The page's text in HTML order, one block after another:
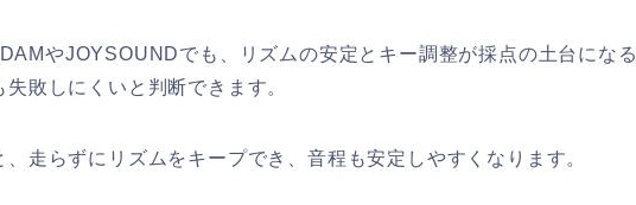
やJOYSOUNDでも、リズムの安定とキー調整が採点の土台になる
敗しにくいと判断できます。
走らずにリズムをキープでき、音程も安定しやすくなります。